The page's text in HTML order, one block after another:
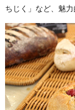
ちじく」など、魅力